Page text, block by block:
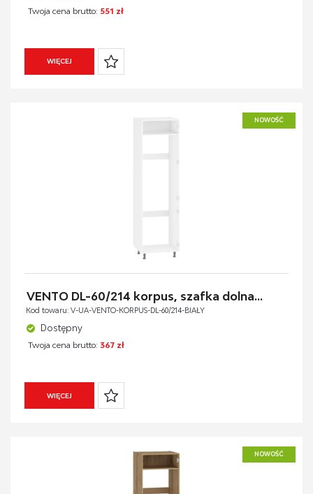
Twoja cena brutto: 551 zł
WIĘCEJ
NOWOŚĆ
VENTO DL-60/214 korpus, szafka dolna...
Kod towaru: V-UA-VENTO-KORPUS-DL-60/214-BIAŁY
Dostępny
Twoja cena brutto: 367 zł
WIĘCEJ
NOWOŚĆ